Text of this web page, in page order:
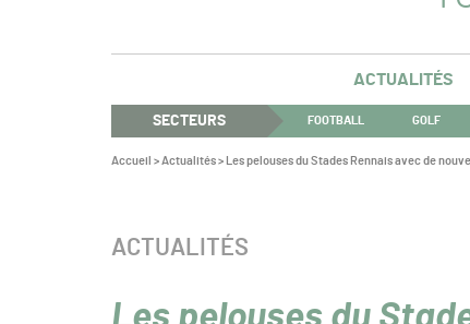
ACTUALITÉS
SECTEURS FOOTBALL GOLF
Vous
Accueil >Actualités> Les pelouses du Stades Rennais avec de
CATÉGORIE :
ACTUALITÉS